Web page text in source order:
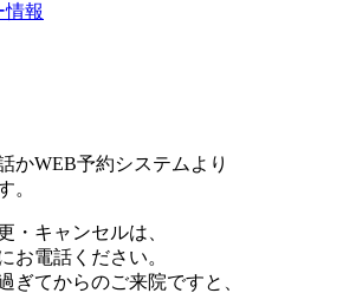
情報
かWEB予約システムより
。
・キャンセルは、
お電話ください。
ぎてからのご来院ですと、